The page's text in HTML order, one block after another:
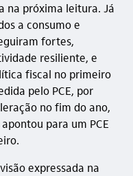
na próxima leitura. Já
a consumo e
fortes,
resiliente, e
fiscal no primeiro
pelo PCE, por
no fim do ano,
para um PCE
expressada na